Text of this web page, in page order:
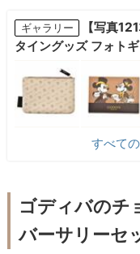
ギャラリー
【写真
タイングッズ フォト
すべて
ゴディバのチ
バーサリーセ